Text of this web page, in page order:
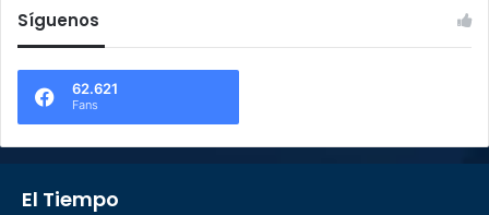
Síguenos
62.621
Fans
El Tiempo